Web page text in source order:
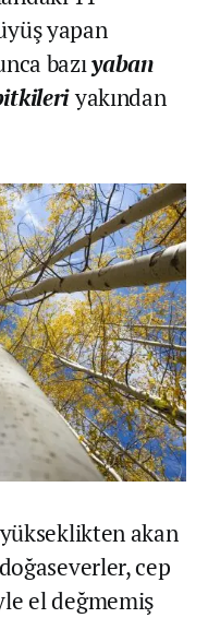
yapan
bazıyaban
yakından
akan
cep
el değmemiş